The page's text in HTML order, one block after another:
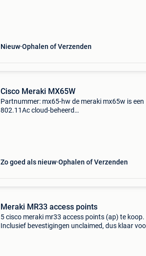
Nieuw Ophalen of Verzenden
Cisco Meraki MX65W
Partnummer: mx65-hw de meraki mx65w is een
802.11Ac cloud-beheerd
Zo goed als nieuw Ophalen of Verzenden
Meraki MR33 access points
5 cisco meraki mr33 access points (ap) te koop.
Inclusief bevestigingen unclaimed, dus klaar